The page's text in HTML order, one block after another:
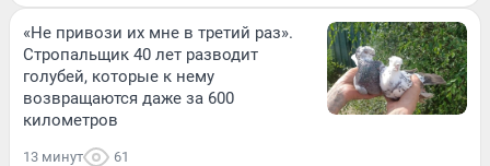
«Не привози их мне в третий раз».
Стропальщик 40 лет разводит
голубей, которые к нему
возвращаются даже за 600
километров
13 минут 61